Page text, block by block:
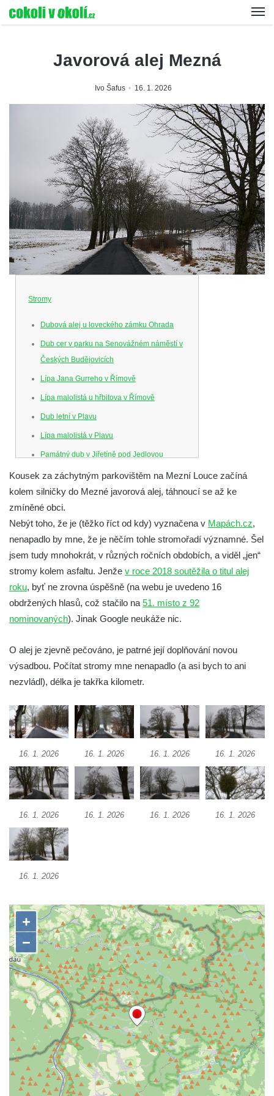
Javorová alej Mezná
Ivo Šafus 16. 1. 2026
Stromy
Dubová alej u loveckého zámku Ohrada
Dub cer v parku na Senovážném náměstí v
Českých Budějovicích
Lípa Jana Gurreho v Římově
Lípa malolistá u hřbitova v Římově
Dub letní v Plavu
Lípa malolistá v Plavu
Památný dub v Jiřetíně pod Jedlovou
Panenská jedle
Dub Karla IV. v oboře Linhart v Karlových
Varech
Soudní lípa v Severním u Lobendavy
Lípa srdčitá na Spálově
Lípa 75. výročí výroby papíru ve Štětí na
Mírovém náměstí ve Štětí
náměstí ve Štětí
Platany před hlavním nádražím v Děčíně
Pamětní lípa v ulici 1. máje v Lužci nad
Vltavou
Lípa srdčitá v Kozlovicích
Dub letní v Dobříňském háji
Dub letní u Dobříně
Lípa malolistá u hřbitova v Lužici
Lípa širokolistá ve Velenicích
Dub letní v bývalém statku Šumná
Habrová alej u zámku Zahrádky
Jedle nikkoská ve Šluknově
Körnerův dub ve Šluknově
Lípa u kostela Navštívení Panny Marie v
Hejnicích
Lipová alej mezi zámkem a kaplí svatého
Jana Nepomuckého ve Sloupu v Čechách
Památný strom (lípa širokolistá) ve Sloupu v
Čechách
Lípa osvobození v parku v Teplicích nad
Metují
Stromy milénia v parku v Teplicích nad
Kousek za záchytným parkovištěm na Mezní Louce začíná
kolem silničky do Mezné javorová alej, táhnoucí se až ke
zmíněné obci.
Nebýt toho, že je (těžko říct od kdy) vyznačena v Mapách.cz,
nenapadlo by mne, že je něčím tohle stromořadí významné. Šel
jsem tudy mnohokrát, v různých ročních obdobích, a viděl „jen“
stromy kolem asfaltu. Jenže v roce 2018 soutěžila o titul alej
roku, byť ne zrovna úspěšně (na webu je uvedeno 16
obdržených hlasů, což stačilo na 51. místo z 92
nominovaných). Jinak Google neukáže nic.
O alej je zjevně pečováno, je patrné její doplňování novou
výsadbou. Počítat stromy mne nenapadlo (a asi bych to ani
nezvládl), délka je takřka kilometr.
16. 1. 2026 16. 1. 2026 16. 1. 2026 16. 1. 2026
16. 1. 2026 16. 1. 2026 16. 1. 2026 16. 1. 2026
16. 1. 2026